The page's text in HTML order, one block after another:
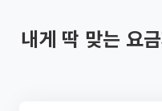
내게 딱 맞는 요